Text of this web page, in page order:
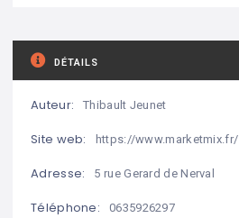
DÉTAILS
Auteur: Thibault Jeunet
Site web: https://www.marketmix.fr/
Adresse: 5 rue Gerard de Nerval
Téléphone: 0635926297